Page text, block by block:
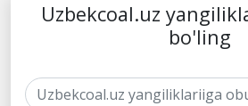
Uzbekcoal.uz
bo'ling